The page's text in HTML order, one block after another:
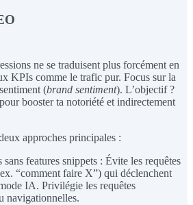
ne se traduisent plus forcément en
KPIs comme le trafic pur. Focus sur la
(brand sentiment). L’objectif ?
booster ta notoriété et indirectement
approches principales :
features snippets : Évite les requêtes
“comment faire X”) qui déclenchent
IA. Privilégie les requêtes
navigationnelles.